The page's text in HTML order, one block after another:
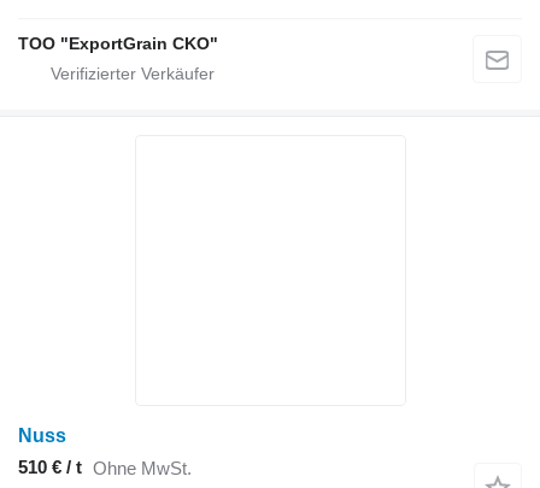
TOO "ExportGrain CKO"
Nuss
510 € / t Ohne MwSt.